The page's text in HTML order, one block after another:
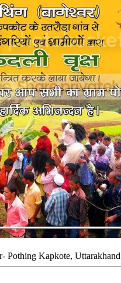
Pothing Kapkote, Uttarakhand